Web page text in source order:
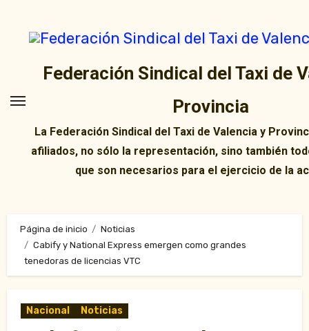
contenido
Federación Sindical del Taxi de
Provincia
La Federación Sindical del Taxi de Valencia y
afiliados, no sólo la representación, sino también
que son necesarios para el ejercicio de la
Página de inicio
Noticias
Cabify y National Express emergen como grandes
tenedoras de licencias VTC
Nacional Noticias